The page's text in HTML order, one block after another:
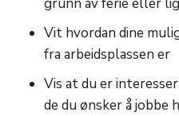
grunn av ferie eller
Vit hvordan dine
fra arbeidsplassen er
Vis at du er
de du ønsker å jobbe